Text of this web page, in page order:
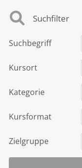
Suchfilter
Suchbegriff
Kursort
Kategorie
Kursformat
Zielgruppe